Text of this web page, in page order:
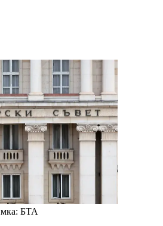
БТА